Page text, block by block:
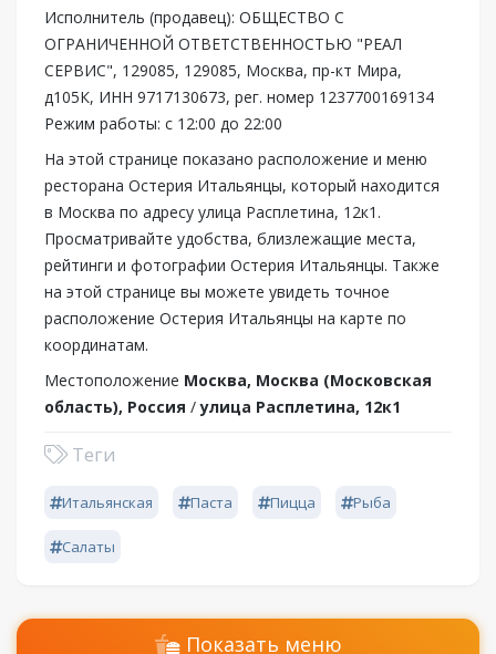
Исполнитель (продавец): ОБЩЕСТВО С
ОГРАНИЧЕННОЙ ОТВЕТСТВЕННОСТЬЮ "РЕАЛ
СЕРВИС", 129085, 129085, Москва, пр-кт Мира,
д105К, ИНН 9717130673, рег. номер 1237700169134
Режим работы: с 12:00 до 22:00
На этой странице показано расположение и меню
ресторана Остерия Итальянцы, который находится
в Москва по адресу улица Расплетина, 12к1.
Просматривайте удобства, близлежащие места,
рейтинги и фотографии Остерия Итальянцы. Также
на этой странице вы можете увидеть точное
расположение Остерия Итальянцы на карте по
координатам.
Местоположение Москва, Москва (Московская
область), Россия /улица Расплетина, 12к1
Теги
Итальянская Паста Пицца Рыба
Салаты
Показать меню